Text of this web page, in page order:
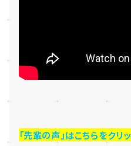
「先輩の声」はこちらをクリ